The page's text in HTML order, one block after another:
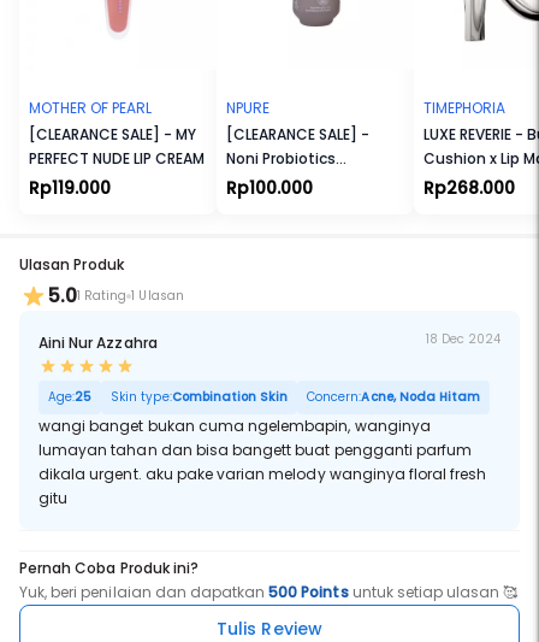
MOTHER OF PEARL
[CLEARANCE SALE] - MY
PERFECT NUDE LIP CREAM
Rp119.000
NPURE
[CLEARANCE SALE] -
Noni Probiotics
Hypoallergenic Calm
Rp100.000
TIMEPHORIA
LUXE REVERIE -
Cushion x Lip
Rp268.000
Ulasan Produk
5.01 Rating 1 Ulasan
Aini Nur Azzahra 18 Dec 2024
Age:25 Skin type:Combination Skin Concern:Acne, Noda Hitam
wangi banget bukan cuma ngelembapin, wanginya
lumayan tahan dan bisa bangett buat pengganti parfum
dikala urgent. aku pake varian melody wanginya floral fresh
gitu
Pernah Coba Produk ini?
Yuk, beri penilaian dan dapatkan500 Pointsuntuk setiap ulasan 🥰
Tulis Review